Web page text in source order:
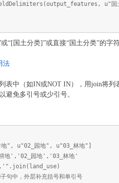
u"国
“[国土分类]”或直接“国土分类”的字符
法
表中（如IN或NOT IN），用join将
避免多引号或少引号。
", u"02_园地", u"03_林地"]
耕地','02_园地','03_林地'
句中，外层补充括号和单引号